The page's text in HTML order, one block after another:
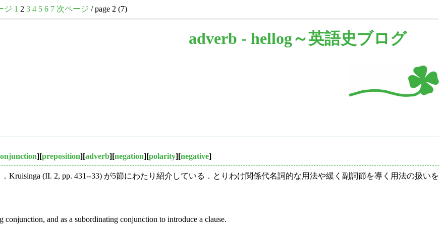
ジ 1 2 3 4 5 6 7 次ページ / page 2 (7)
adverb - hellog～英語史ブログ
][preposition][adverb][negation][polarity][negative]
(II. 2, pp. 431--33) が5節にわたり紹介している．とりわけ関係代名詞的な用法や緩く副詞節を導く用法の扱いを
conjunction, and as a subordinating conjunction to introduce a clause.